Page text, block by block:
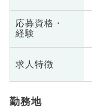
応募資格・
経験
求人特徴
勤務地